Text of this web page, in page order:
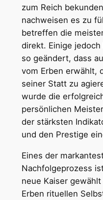
zum Reich
nachweisen es zu
betreffen die
direkt. Einige
so geändert, dass
vom Erben erwählt,
seiner Statt zu
wurde die
persönlichen
der stärksten
und den Prestige
Eines der
Nachfolgeprozess
neue Kaiser
Erben rituellen